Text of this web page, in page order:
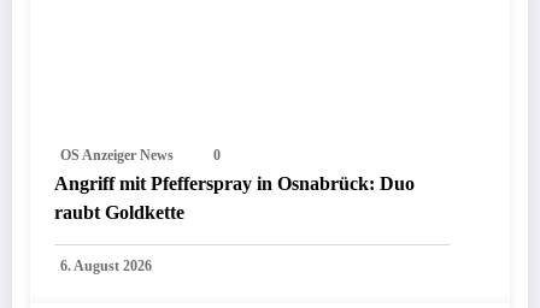
OS Anzeiger News 0
Angriff mit Pfefferspray in Osnabrück: Duo
raubt Goldkette
6. August 2026